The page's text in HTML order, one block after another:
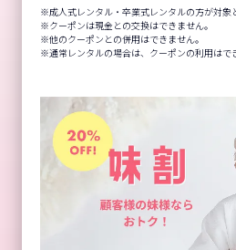
成人式レンタル・卒業式レンタルの方が対象
クーポンは現金との交換はできません。
他のクーポンとの併用はできません。
通常レンタルの場合は、クーポンの利用はで